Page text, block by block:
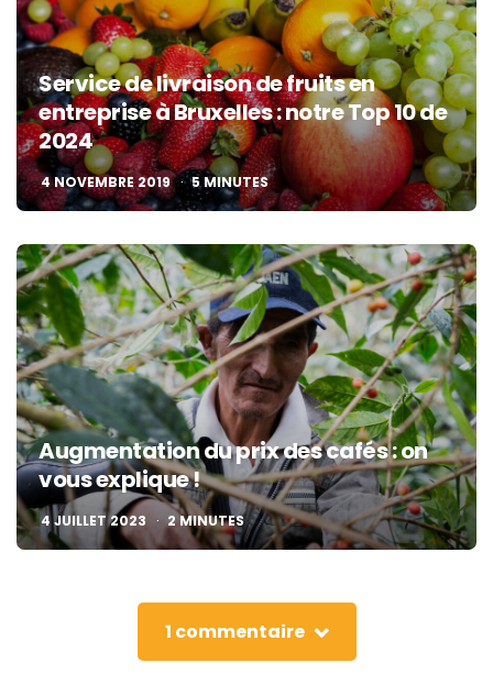
Service de livraison de fruits en
entreprise à Bruxelles : notre Top 10 de
2024
4 NOVEMBRE 2019 5MINUTES
Augmentation du prix des cafés : on
vous explique !
4 JUILLET 2023 2MINUTES
1 commentaire